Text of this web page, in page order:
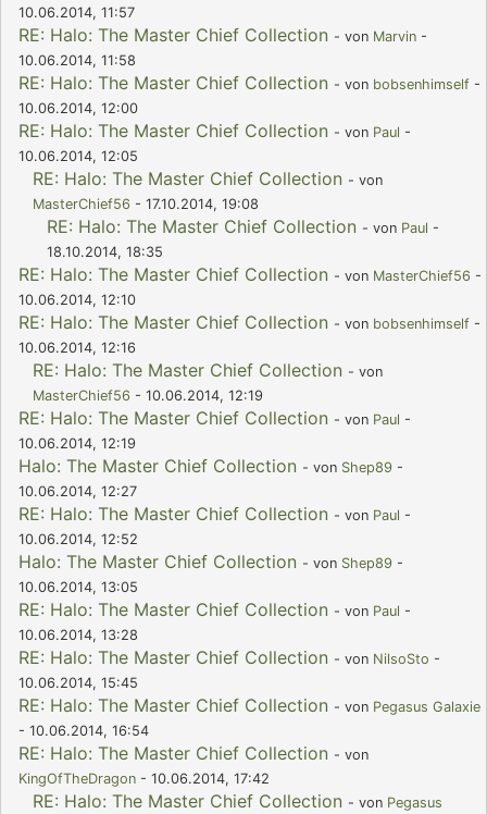
10.06.2014, 11:57
RE: Halo: The Master Chief Collection - von Marvin -
10.06.2014, 11:58
RE: Halo: The Master Chief Collection - von bobsenhimself -
10.06.2014, 12:00
RE: Halo: The Master Chief Collection - von Paul -
10.06.2014, 12:05
RE: Halo: The Master Chief Collection - von
MasterChief56 - 17.10.2014, 19:08
RE: Halo: The Master Chief Collection - von Paul -
18.10.2014, 18:35
RE: Halo: The Master Chief Collection - von MasterChief56 -
10.06.2014, 12:10
RE: Halo: The Master Chief Collection - von bobsenhimself -
10.06.2014, 12:16
RE: Halo: The Master Chief Collection - von
MasterChief56 - 10.06.2014, 12:19
RE: Halo: The Master Chief Collection - von Paul -
10.06.2014, 12:19
Halo: The Master Chief Collection - von Shep89 -
10.06.2014, 12:27
RE: Halo: The Master Chief Collection - von Paul -
10.06.2014, 12:52
Halo: The Master Chief Collection - von Shep89 -
10.06.2014, 13:05
RE: Halo: The Master Chief Collection - von Paul -
10.06.2014, 13:28
RE: Halo: The Master Chief Collection - von NilsoSto -
10.06.2014, 15:45
RE: Halo: The Master Chief Collection - von Pegasus Galaxie
- 10.06.2014, 16:54
RE: Halo: The Master Chief Collection - von
KingOfTheDragon - 10.06.2014, 17:42
RE: Halo: The Master Chief Collection - von Pegasus